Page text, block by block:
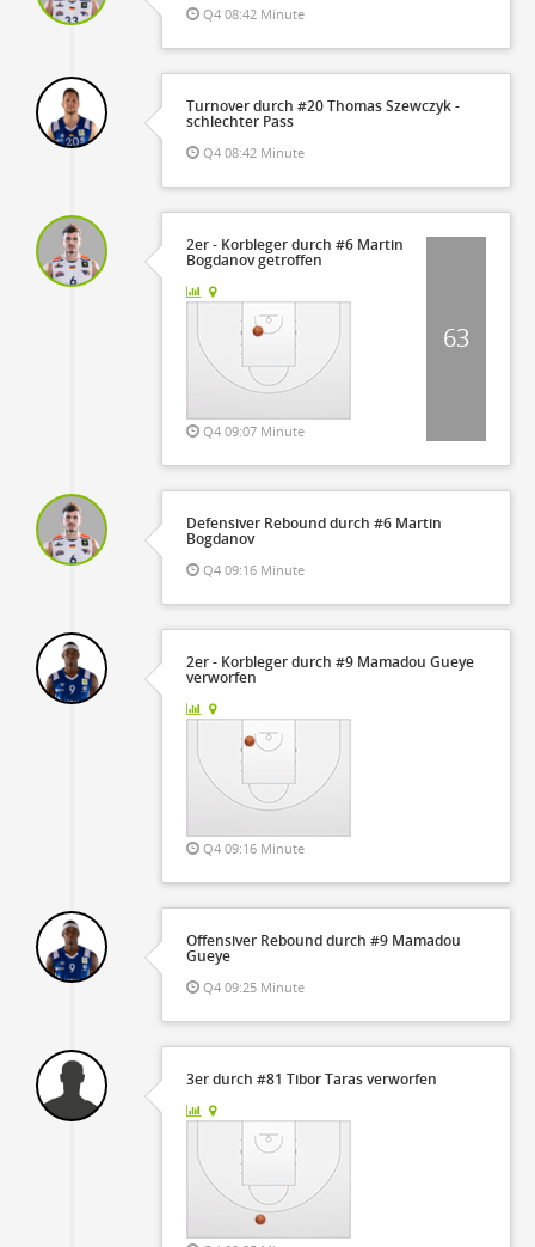
Q4 08:42 Minute
Turnover durch #20 Thomas Szewczyk -
schlechter Pass
Q4 08:42 Minute
2er - Korbleger durch #6 Martin
Bogdanov getroffen
Q4 09:07 Minute
63
Defensiver Rebound durch #6 Martin
Bogdanov
Q4 09:16 Minute
2er - Korbleger durch #9 Mamadou Gueye
verworfen
Q4 09:16 Minute
Offensiver Rebound durch #9 Mamadou
Gueye
Q4 09:25 Minute
3er durch #81 Tibor Taras verworfen